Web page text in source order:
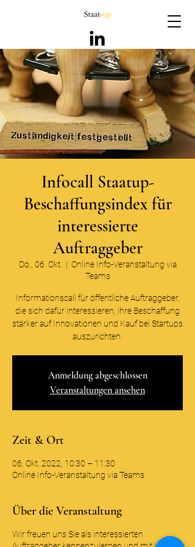
Infocall Staatup-
Beschaffungsindex für
interessierte
Auftraggeber
Do., 06. Okt.
  |
Online Info-Veranstaltung via
Teams
Informationscall für öffentliche Auftraggeber,
die sich dafür interessieren, ihre Beschaffung
stärker auf Innovationen und Kauf bei Startups
auszurichten.
Anmeldung abgeschlossen
Veranstaltungen ansehen
Zeit & Ort
06. Okt. 2022, 10:30 – 11:30
Online Info-Veranstaltung via Teams
Über die Veranstaltung
Wir freuen uns Sie als interessierten